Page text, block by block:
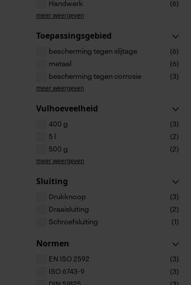
Handwerk
(6)
meer weergeven
Toepassingsgebied
bescherming tegen slijtage
(6)
metaal
(6)
bescherming tegen corrosie
(3)
meer weergeven
Vulhoeveelheid
400 g
(3)
5 l
(2)
500 g
(2)
meer weergeven
Sluiting
Drukknoop
(3)
Draaisluiting
(2)
Schroefsluiting
(1)
Normen
EN ISO 2592
(3)
ISO 6743-9
(3)